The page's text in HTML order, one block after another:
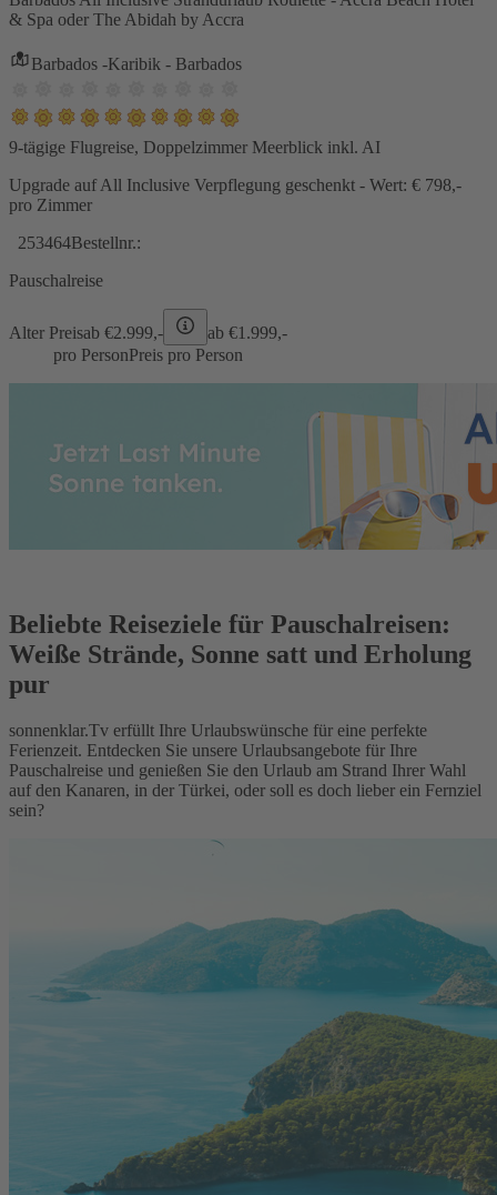
& Spa oder The Abidah by Accra
Barbados -Karibik - Barbados
9-tägige Flugreise, Doppelzimmer Meerblick inkl. AI
Upgrade auf All Inclusive Verpflegung geschenkt - Wert: € 798,-
pro Zimmer
253464Bestellnr.:
Pauschalreise
Alter Preisab €2.999,- ab €1.999,-
pro PersonPreis pro Person
Beliebte Reiseziele für Pauschalreisen:
Weiße Strände, Sonne satt und Erholung
pur
sonnenklar.Tv erfüllt Ihre Urlaubswünsche für eine perfekte
Ferienzeit. Entdecken Sie unsere Urlaubsangebote für Ihre
Pauschalreise und genießen Sie den Urlaub am Strand Ihrer Wahl
auf den Kanaren, in der Türkei, oder soll es doch lieber ein Fernziel
sein?